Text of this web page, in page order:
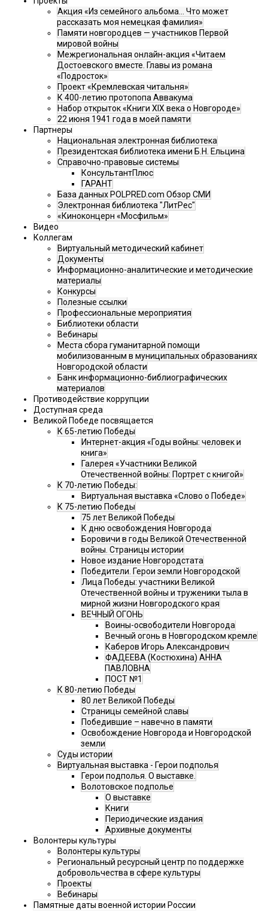
Акция «Из семейного альбома... Что может
рассказать моя немецкая фамилия»
Памяти новгородцев — участников Первой
мировой войны
Межрегиональная онлайн-акция «Читаем
Достоевского вместе. Главы из романа
«Подросток»
Проект «Кремлевская читальня»
К 400-летию протопопа Аввакума
Набор открыток «Книги XIX века о Новгороде»
22 июня 1941 года в моей памяти
Партнеры
Национальная электронная библиотека
Президентская библиотека имени Б.Н. Ельцина
Справочно-правовые системы
КонсультантПлюс
ГАРАНТ
База данных POLPRED.com Обзор СМИ
Электронная библиотека "ЛитРес"
«Киноконцерн «Мосфильм»
Видео
Коллегам
Виртуальный методический кабинет
Документы
Информационно-аналитические и методические
материалы
Конкурсы
Полезные ссылки
Профессиональные мероприятия
Библиотеки области
Вебинары
Места сбора гуманитарной помощи
мобилизованным в муниципальных образованиях
Новгородской области
Банк информационно-библиографических
материалов
Противодействие коррупции
Доступная среда
Великой Победе посвящается
К 65-летию Победы
Интернет-акция «Годы войны: человек и
книга»
Галерея «Участники Великой
Отечественной войны: Портрет с книгой»
К 70-летию Победы:
Виртуальная выставка «Слово о Победе»
К 75-летию Победы
75 лет Великой Победы
К дню освобождения Новгорода
Боровичи в годы Великой Отечественной
войны. Страницы истории
Новое издание Новгородстата
Победители. Герои земли Новгородской
Лица Победы: участники Великой
Отечественной войны и труженики тыла в
мирной жизни Новгородского края
ВЕЧНЫЙ ОГОНЬ
Воины-освободители Новгорода
Вечный огонь в Новгородском кремле
Каберов Игорь Александрович
ФАДЕЕВА (Костюхина) АННА
ПАВЛОВНА
ПОСТ №1
К 80-летию Победы
80 лет Великой Победы
Страницы семейной славы
Победившие – навечно в памяти
Освобождение Новгорода и Новгородской
земли
Суды истории
Виртуальная выставка - Герои подполья
Герои подполья. О выставке.
Волотовское подполье
О выставке
Книги
Периодические издания
Архивные документы
Волонтеры культуры
Волонтеры культуры
Региональный ресурсный центр по поддержке
добровольчества в сфере культуры
Проекты
Вебинары
Памятные даты военной истории России